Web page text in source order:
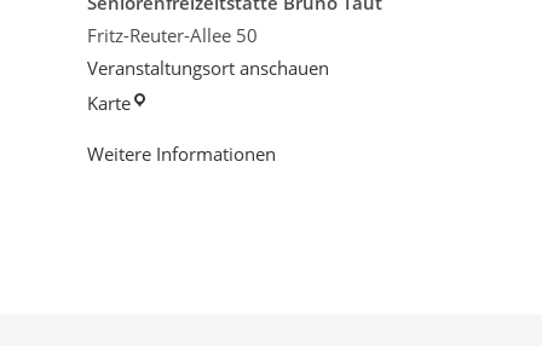
Fritz-Reuter-Allee 50
Veranstaltungsort anschauen
KarteSeniorenfreizeitstätte
Taut
Weitere Informationen